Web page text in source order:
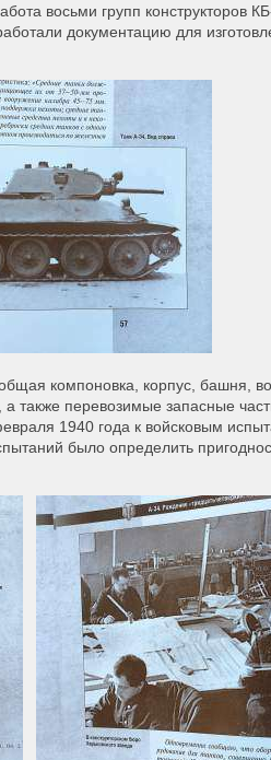
восьми групп конструкторов
документацию для
компоновка, корпус, башня,
также перевозимые запасные
1940 года к войсковым
было определить